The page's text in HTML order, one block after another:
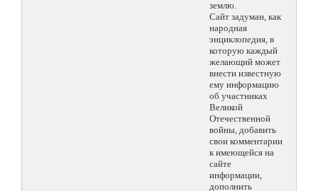
землю.
Сайт задуман, как
народная
энциклопедия, в
которую каждый
желающий может
внести известную
ему информацию
об участниках
Великой
Отечественной
войны, добавить
свои комментарии
к имеющейся на
сайте
информации,
дополнить